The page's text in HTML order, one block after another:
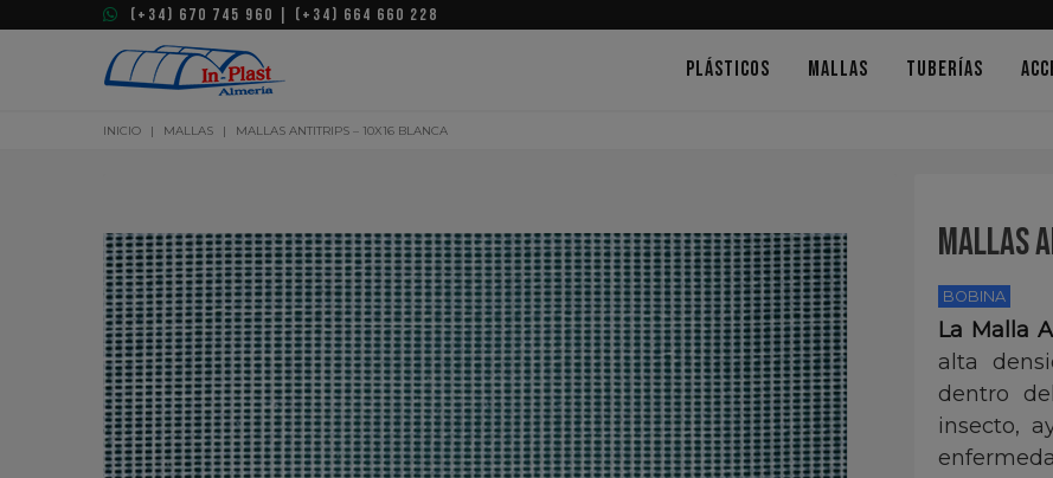
(+34) 670 745 960 | (+34) 664 660 228
PLÁSTICOS MALLAS TUBERÍAS
INICIO | MALLAS | MALLAS ANTITRIPS – 10X16 BLANCA
MALLAS
BOBINA
La Malla
alta
dentro
insecto,